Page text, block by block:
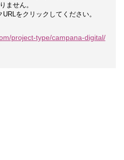
ません。
をクリックしてください。
project-type/campana-digital/